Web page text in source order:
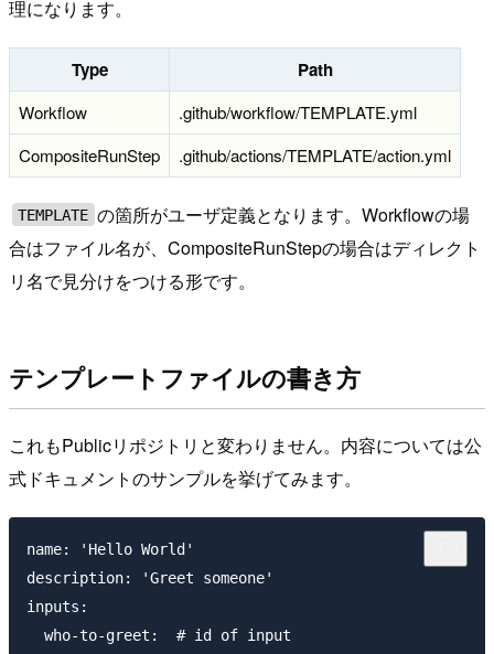
理になります。
Type Path
Workflow
.github/workflow/TEMPLATE.yml
CompositeRunStep
.github/actions/TEMPLATE/action.yml
TEMPLATE の箇所がユーザ定義となります。Workflowの場
合はファイル名が、CompositeRunStepの場合はディレクト
リ名で見分けをつける形です。
テンプレートファイルの書き方
これもPublicリポジトリと変わりません。内容については公
式ドキュメントのサンプルを挙げてみます。
name: 'Hello World'
description: 'Greet someone'
inputs:
  who-to-greet:  # id of input